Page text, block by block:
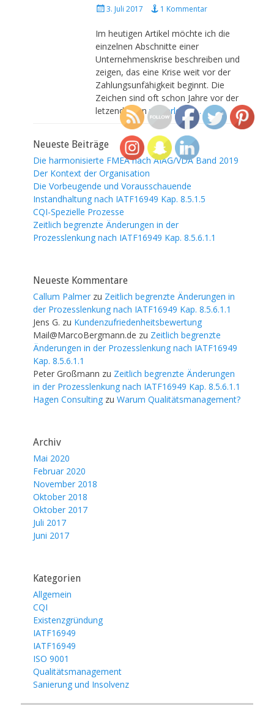
P
s
e
d
o
n
3. Juli 2017 1 Kommentar
Im heutigen Artikel möchte ich die
einzelnen Abschnitte einer
Unternehmenskrise beschreiben und
zeigen, das eine Krise weit vor der
Zahlungsunfähigkeit beginnt. Die
Zeichen sind oft schon Jahre vor der
letzendlichenweiterlesen…
Neueste Beiträge
Die harmonisierte FMEA nach AIAG/VDA Band 2019
Der Kontext der Organisation
Die Vorbeugende und Vorausschauende
Instandhaltung nach IATF16949 Kap. 8.5.1.5
CQI-Spezielle Prozesse
Zeitlich begrenzte Änderungen in der
Prozesslenkung nach IATF16949 Kap. 8.5.6.1.1
Neueste Kommentare
Callum Palmer zu Zeitlich begrenzte Änderungen in
der Prozesslenkung nach IATF16949 Kap. 8.5.6.1.1
Jens G. zu Kundenzufriedenheitsbewertung
Mail@MarcoBergmann.de zu Zeitlich begrenzte
Änderungen in der Prozesslenkung nach IATF16949
Kap. 8.5.6.1.1
Peter Großmann zu Zeitlich begrenzte Änderungen
in der Prozesslenkung nach IATF16949 Kap. 8.5.6.1.1
Hagen Consulting zu Warum Qualitätsmanagement?
Archiv
Mai 2020
Februar 2020
November 2018
Oktober 2018
Oktober 2017
Juli 2017
Juni 2017
Kategorien
Allgemein
CQI
Existenzgründung
IATF16949
IATF16949
ISO 9001
Qualitätsmanagement
Sanierung und Insolvenz